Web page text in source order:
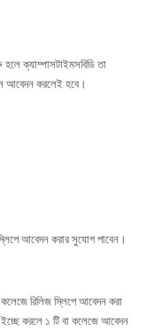
হলে ক্যাম্পাসটাইমসবিডি তা
আবেদন করলেই হবে।
স্লিপে আবেদন করার সুযোগ পাবেন।
রিলিজ স্লিপে আবেদন করা
করলে ১ টি বা কলেজে আবেদন